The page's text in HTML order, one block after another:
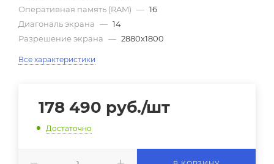
Оперативная память (RAM) — 16
Диагональ экрана — 14
Разрешение экрана — 2880x1800
Все характеристики
178 490 руб./шт
Достаточно